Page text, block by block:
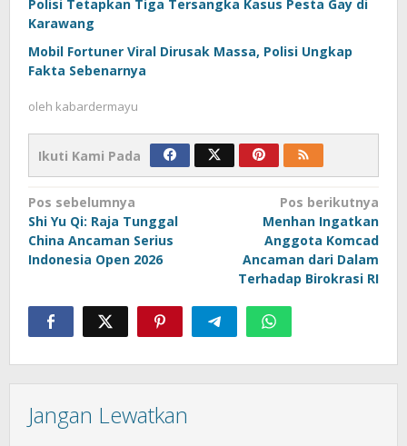
Polisi Tetapkan Tiga Tersangka Kasus Pesta Gay di
Karawang
Mobil Fortuner Viral Dirusak Massa, Polisi Ungkap
Fakta Sebenarnya
oleh kabardermayu
Ikuti Kami Pada
Navigasi
pos
Pos sebelumnya
Shi Yu Qi: Raja Tunggal
China Ancaman Serius
Indonesia Open 2026
Pos berikutnya
Menhan Ingatkan
Anggota Komcad
Ancaman dari Dalam
Terhadap Birokrasi RI
Jangan Lewatkan